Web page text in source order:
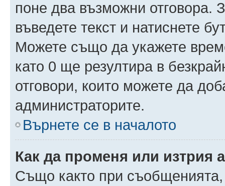
поне два възможни отговора.
въведете текст и натиснете
Можете също да укажете
като 0 ще резултира в
отговори, които можете да
администраторите.
Върнете се в началото
Как да променя или изтрия
Също както при съобщенията,